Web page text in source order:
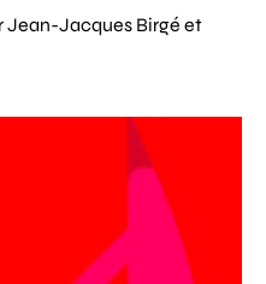
Jacques Birgé et